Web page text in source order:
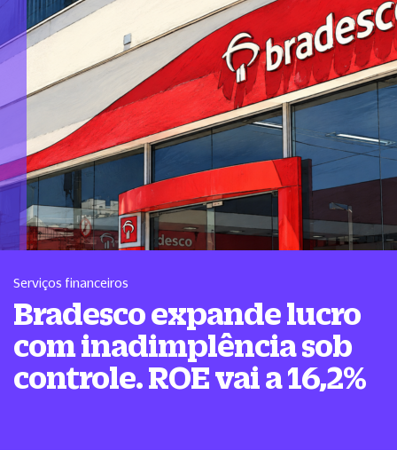
Serviços financeiros
Bradesco expande lucro
com inadimplência sob
controle. ROE vai a 16,2%